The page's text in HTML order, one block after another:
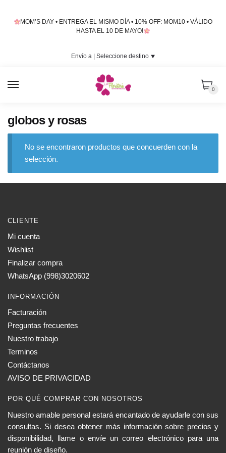
MOM’S DAY • ENTREGA EL MISMO DÍA • 10% OFF: MOM10 • VÁLIDO
HASTA EL 10 DE MAYO!
Envío a | Seleccione destino⯆
0
globos y rosas
No se encontraron productos que concuerden con la
selección.
CLIENTE
Mi cuenta
Wishlist
Finalizar compra
WhatsApp (998)3020602
INFORMACIÓN
Facturación
Preguntas frecuentes
Nuestro trabajo
Terminos
Contáctanos
AVISO DE PRIVACIDAD
POR QUÉ COMPRAR CON NOSOTROS
Nuestro amable personal estará encantado de ayudarle con sus
consultas. Si desea obtener más información sobre precios y
disponibilidad, llame o envíe un correo electrónico para una
reunión de diseño.